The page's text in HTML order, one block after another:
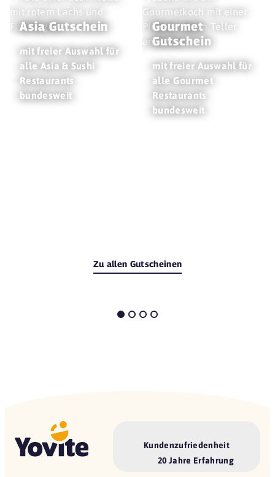
Asia Gutschein
mit freier Auswahl für
alle Asia & Sushi
Restaurants
bundesweit
Gourmet
Gutschein
mit freier Auswahl für
alle Gourmet
Restaurants
bundesweit
Zu allen Gutscheinen
Kundenzufriedenheit
20 Jahre Erfahrung